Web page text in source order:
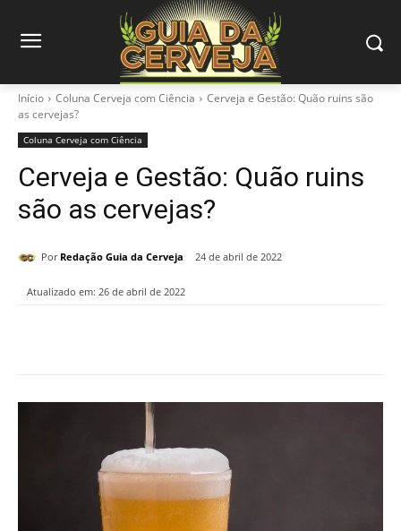
Início Coluna Cerveja com Ciência
Cerveja e Gestão: Quão ruins são
as cervejas?
Coluna Cerveja com Ciência
Cerveja e Gestão: Quão ruins
são as cervejas?
Por Redação Guia da Cerveja 24 de abril de 2022
Atualizado em: 26 de abril de 2022